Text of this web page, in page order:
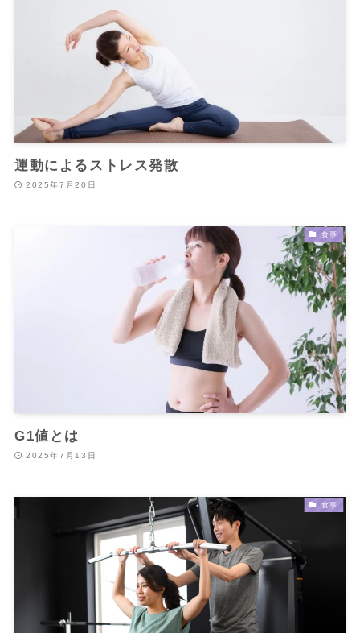
運動によるストレス発散
2025年7月20日
食事
G1値とは
2025年7月13日
食事